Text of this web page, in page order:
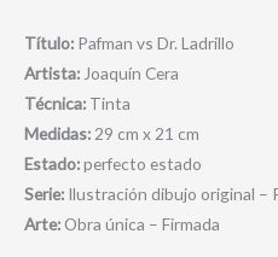
Título: Pafman vs Dr. Ladrillo
Artista: Joaquín Cera
Técnica: Tinta
Medidas: 29 cm x 21 cm
Estado:perfecto estado
Serie: Ilustración dibujo original –
Arte: Obra única – Firmada